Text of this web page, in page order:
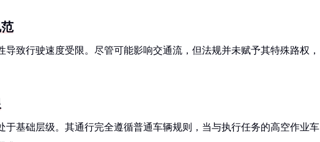
致行驶速度受限。尽管可能影响交通流，但法规并未赋予其特殊路权，
于基础层级。其通行完全遵循普通车辆规则，当与执行任务的高空作业车